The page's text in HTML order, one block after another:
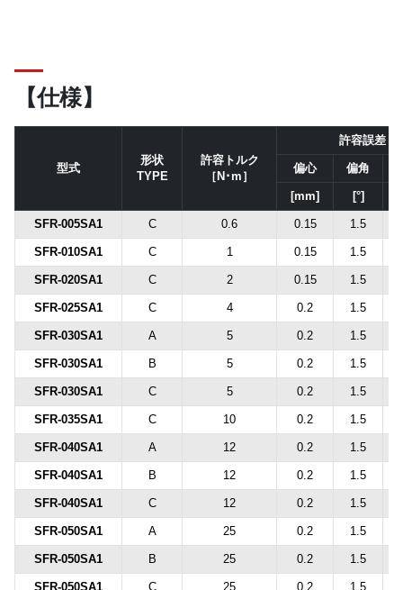
【仕様】
型式
形状
TYPE
許容トルク
［N･m］
許容誤差
偏心 偏角
[mm] [°]
SFR-005SA1 C 0.6 0.15 1.5
SFR-010SA1 C 1 0.15 1.5
SFR-020SA1 C 2 0.15 1.5
SFR-025SA1 C 4 0.2 1.5
SFR-030SA1 A 5 0.2 1.5
SFR-030SA1 B 5 0.2 1.5
SFR-030SA1 C 5 0.2 1.5
SFR-035SA1 C 10 0.2 1.5
SFR-040SA1 A 12 0.2 1.5
SFR-040SA1 B 12 0.2 1.5
SFR-040SA1 C 12 0.2 1.5
SFR-050SA1 A 25 0.2 1.5
SFR-050SA1 B 25 0.2 1.5
SFR-050SA1 C 25 0.2 1.5